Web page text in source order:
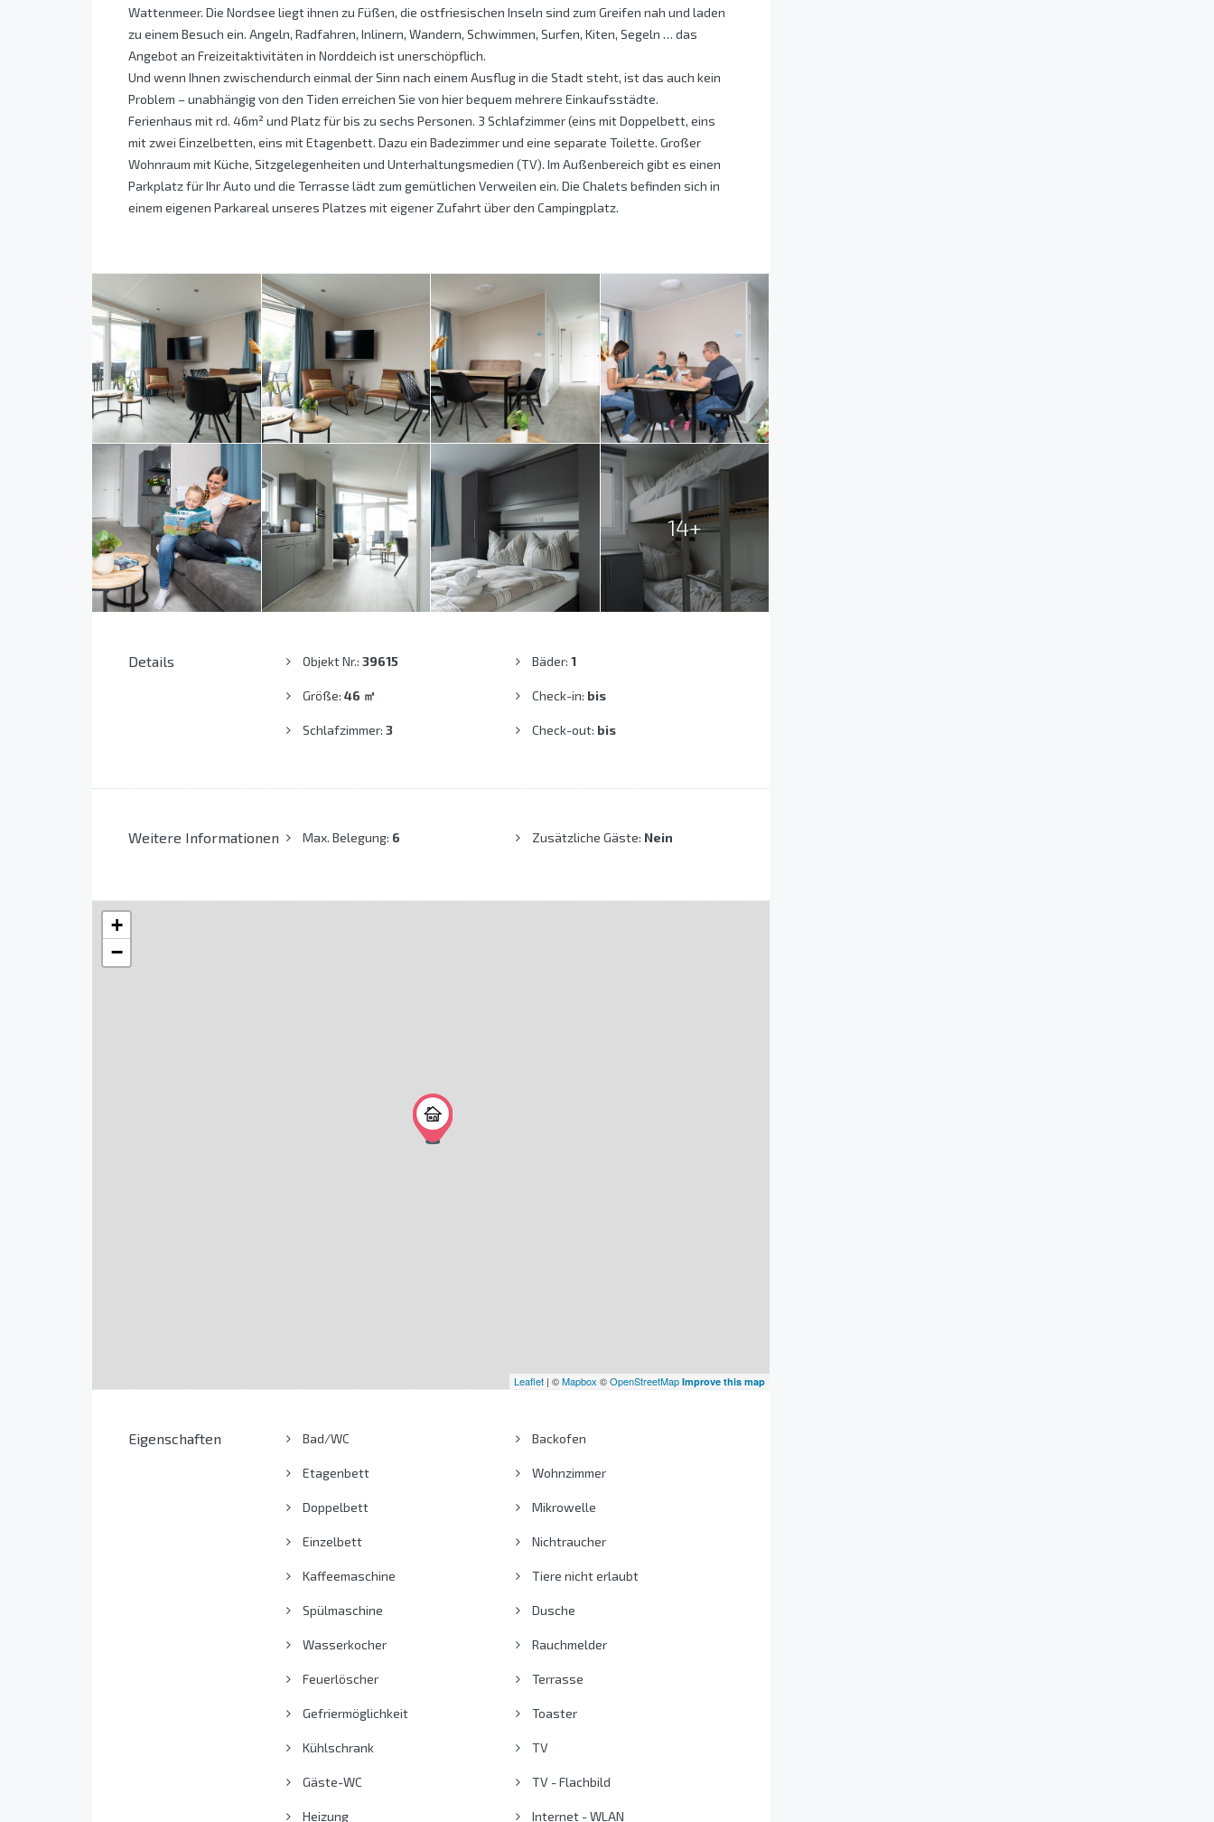
Wattenmeer. Die Nordsee liegt ihnen zu Füßen, die ostfriesischen Inseln sind zum Greifen nah und laden
zu einem Besuch ein. Angeln, Radfahren, Inlinern, Wandern, Schwimmen, Surfen, Kiten, Segeln … das
Angebot an Freizeitaktivitäten in Norddeich ist unerschöpflich.
Und wenn Ihnen zwischendurch einmal der Sinn nach einem Ausflug in die Stadt steht, ist das auch kein
Problem – unabhängig von den Tiden erreichen Sie von hier bequem mehrere Einkaufsstädte.
Ferienhaus mit rd. 46m² und Platz für bis zu sechs Personen. 3 Schlafzimmer (eins mit Doppelbett, eins
mit zwei Einzelbetten, eins mit Etagenbett. Dazu ein Badezimmer und eine separate Toilette. Großer
Wohnraum mit Küche, Sitzgelegenheiten und Unterhaltungsmedien (TV). Im Außenbereich gibt es einen
Parkplatz für Ihr Auto und die Terrasse lädt zum gemütlichen Verweilen ein. Die Chalets befinden sich in
einem eigenen Parkareal unseres Platzes mit eigener Zufahrt über den Campingplatz.
14+
Details Objekt Nr.: 39615
Größe: 46 ㎡
Schlafzimmer: 3
Bäder:1
Check-in: bis
Check-out: bis
Weitere Informationen Max. Belegung: 6 Zusätzliche Gäste: Nein
+
−
Leaflet | ©Mapbox ©OpenStreetMap Improve this map
Eigenschaften Bad/WC
Etagenbett
Doppelbett
Einzelbett
Kaffeemaschine
Spülmaschine
Wasserkocher
Feuerlöscher
Gefriermöglichkeit
Kühlschrank
Gäste-WC
Heizung
Backofen
Wohnzimmer
Mikrowelle
Nichtraucher
Tiere nicht erlaubt
Dusche
Rauchmelder
Terrasse
Toaster
TV
TV - Flachbild
Internet - WLAN